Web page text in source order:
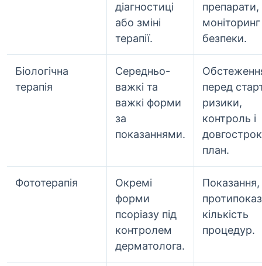
діагностиці
або зміні
терапії.
препарати,
моніторинг
безпеки.
Біологічна
терапія
Середньо-
важкі та
важкі форми
за
показаннями.
перед
ризики,
контроль і
план.
Фототерапія
Окремі
форми
псоріазу під
контролем
дерматолога.
Показання,
кількість
процедур.